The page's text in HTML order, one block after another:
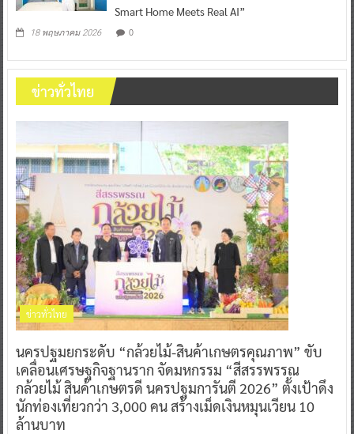
Smart Home Meets Real AI”
18 พฤษภาคม 2026 0
ข่าวทั่วไทย
ข่าวทั่วไทย
นครปฐมยกระดับ “กล้วยไม้-สินค้าเกษตรคุณภาพ” ขับ
เคลื่อนเศรษฐกิจฐานราก จัดมหกรรม “สีสรรพรรณ
กล้วยไม้ สินค้าเกษตรดี นครปฐมการันตี 2026” ตั้งเป้าดึง
นักท่องเที่ยวกว่า 3,000 คน สร้างเม็ดเงินหมุนเวียน 10
ล้านบาท